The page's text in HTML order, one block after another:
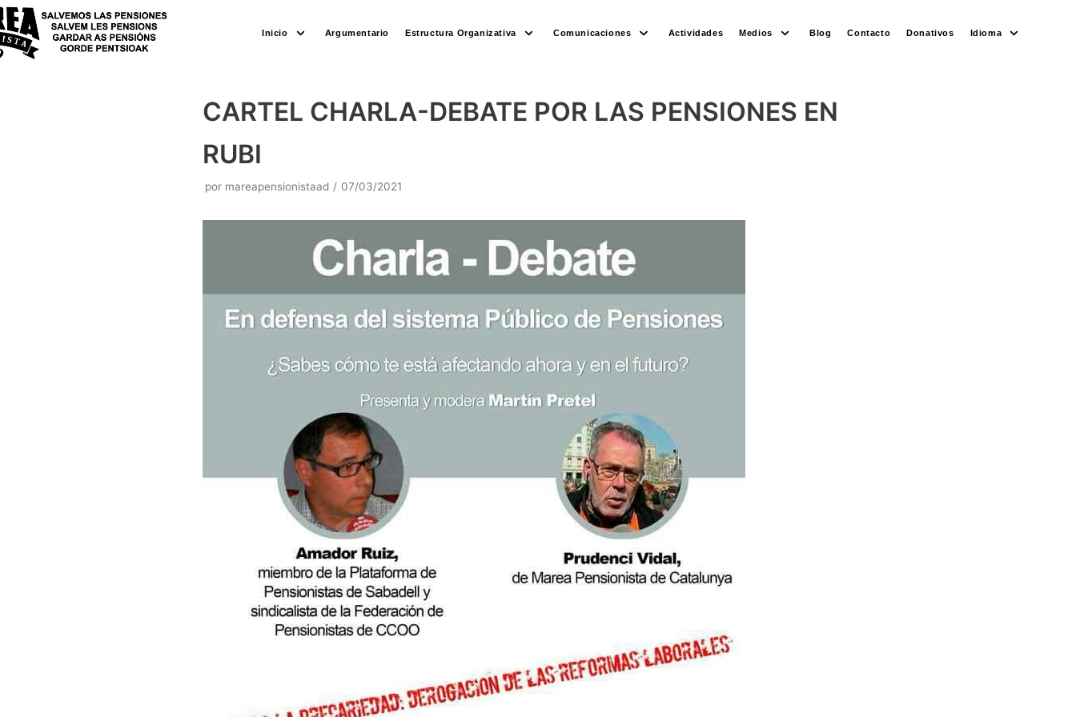
Saltar
al
contenido
Inicio Argumentario Estructura Organizativa Comunicaciones Actividades Medios Blog Contacto Donativos Idioma
CARTEL CHARLA-DEBATE POR LAS PENSIONES EN
RUBI
por mareapensionistaad 07/03/2021